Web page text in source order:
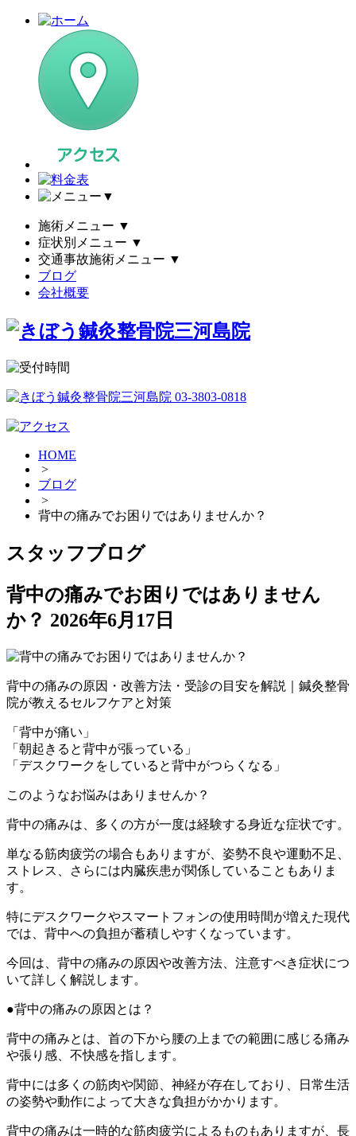
▼
施術メニュー ▼
症状別メニュー ▼
交通事故施術メニュー ▼
ブログ
会社概要
HOME
>
ブログ
>
背中の痛みでお困りではありませんか？
スタッフブログ
背中の痛みでお困りではありません
か？ 2026年6月17日
背中の痛みの原因・改善方法・受診の目安を解説｜鍼灸整骨
院が教えるセルフケアと対策
「背中が痛い」
「朝起きると背中が張っている」
「デスクワークをしていると背中がつらくなる」
このようなお悩みはありませんか？
背中の痛みは、多くの方が一度は経験する身近な症状です。
単なる筋肉疲労の場合もありますが、姿勢不良や運動不足、
ストレス、さらには内臓疾患が関係していることもありま
す。
特にデスクワークやスマートフォンの使用時間が増えた現代
では、背中への負担が蓄積しやすくなっています。
今回は、背中の痛みの原因や改善方法、注意すべき症状につ
いて詳しく解説します。
●背中の痛みの原因とは？
背中の痛みとは、首の下から腰の上までの範囲に感じる痛み
や張り感、不快感を指します。
背中には多くの筋肉や関節、神経が存在しており、日常生活
の姿勢や動作によって大きな負担がかかります。
背中の痛みは一時的な筋肉疲労によるものもありますが、長